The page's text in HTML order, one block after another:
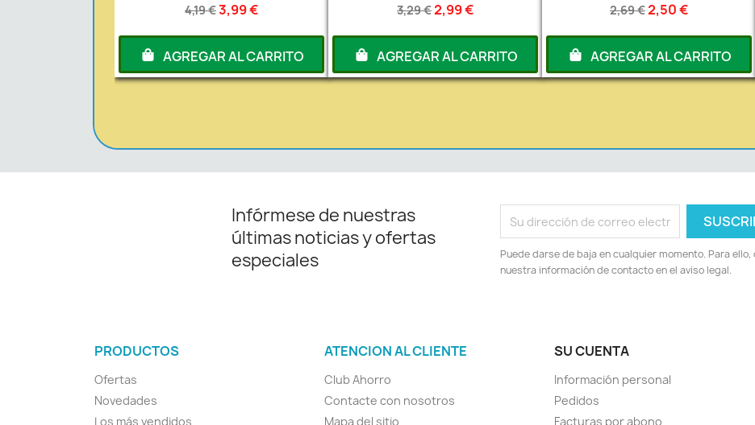
4,19 €3,99 €
AGREGAR AL CARRITO
3,29 €2,99 €
AGREGAR AL CARRITO
2,69 €2,50 €
AGREGAR AL CARRITO
Infórmese de nuestras
últimas noticias y ofertas
especiales
Puede darse de baja en cualquier momento. Para
nuestra información de contacto en el aviso legal.
PRODUCTOS
Ofertas
Novedades
Los más vendidos
ATENCION AL CLIENTE
Club Ahorro
Contacte con nosotros
Mapa del sitio
SU CUENTA
Información personal
Pedidos
Facturas por abono